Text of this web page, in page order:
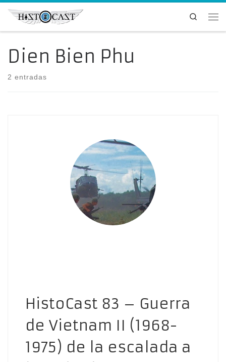
Saltar al contenido
Search
Dien Bien Phu
2 entradas
HistoCast 83 – Guerra
de Vietnam II (1968-
1975) de la escalada a